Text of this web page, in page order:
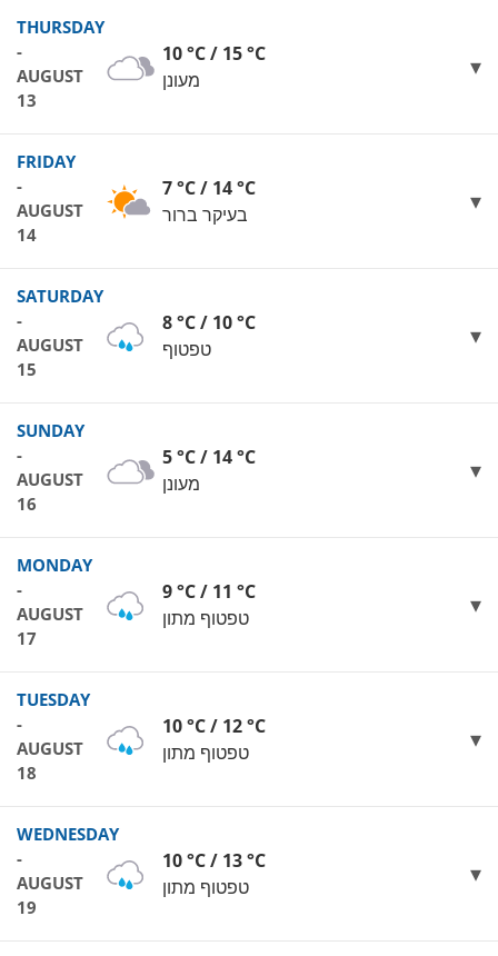
THURSDAY
-
AUGUST
13
10 °C / 15 °C
מעונן
FRIDAY
-
AUGUST
14
7 °C / 14 °C
בעיקר ברור
SATURDAY
-
AUGUST
15
8 °C / 10 °C
טפטוף
SUNDAY
-
AUGUST
16
5 °C / 14 °C
מעונן
MONDAY
-
AUGUST
17
9 °C / 11 °C
טפטוף מתון
TUESDAY
-
AUGUST
18
10 °C / 12 °C
טפטוף מתון
WEDNESDAY
-
AUGUST
19
10 °C / 13 °C
טפטוף מתון